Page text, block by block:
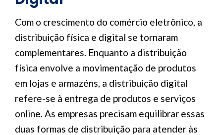
Com o crescimento do comércio eletrônico, a
distribuição física e digital se tornaram
complementares. Enquanto a distribuição
física envolve a movimentação de produtos
em lojas e armazéns, a distribuição digital
refere-se à entrega de produtos e serviços
online. As empresas precisam equilibrar essas
duas formas de distribuição para atender às